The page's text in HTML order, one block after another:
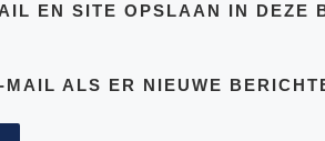
EN SITE OPSLAAN IN DEZE
ALS ER NIEUWE